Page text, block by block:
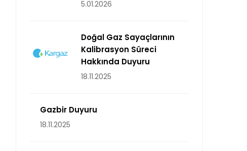
5.01.2026
Doğal Gaz Sayaçlarının
Kalibrasyon Süreci
Hakkında Duyuru
18.11.2025
Gazbir Duyuru
18.11.2025